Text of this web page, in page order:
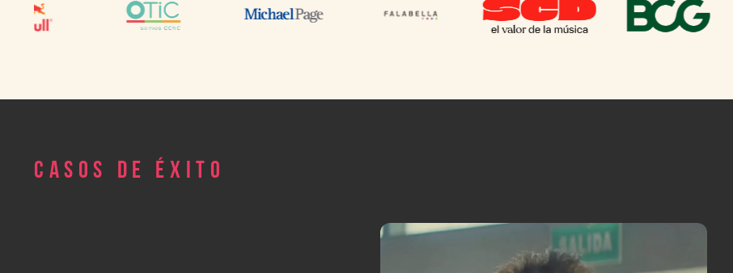
CASOS DE ÉXITO